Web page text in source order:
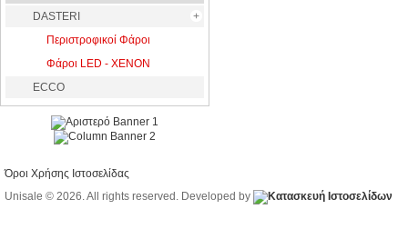
DASTERI
Περιστροφικοί Φάροι
Φάροι LED - XENON
ECCO
Όροι Χρήσης Ιστοσελίδας
Unisale © 2026. All rights reserved. Developed by